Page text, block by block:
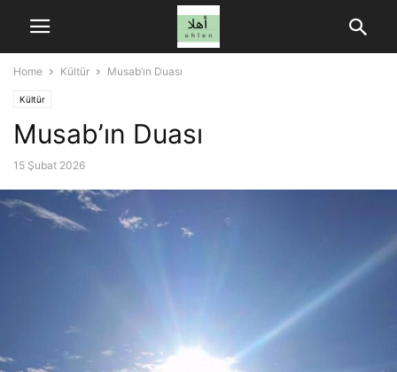
Home Kültür Musab’ın Duası
Kültür
Musab’ın Duası
15 Şubat 2026